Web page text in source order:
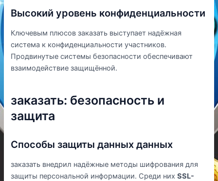
Высокий уровень конфиденциальности
Ключевым плюсов заказать выступает надёжная
система к конфиденциальности участников.
Продвинутые системы безопасности обеспечивают
взаимодействие защищённой.
заказать: безопасность и
защита
Способы защиты данных данных
заказать внедрил надёжные методы шифрования для
защиты персональной информации. Среди нихSSL-